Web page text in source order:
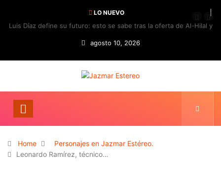
LO NUEVO
Luis Díaz define su futuro: esto se sabe tras la oferta de Al-Hilal y
la respuesta del Bayern
agosto 10, 2026
Home
Personajes en Jazmar Estéreo.
Leonardo Ramírez, técnico…